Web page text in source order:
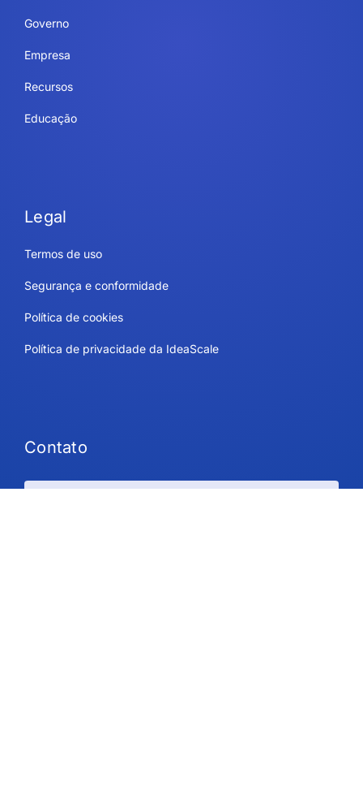
Governo
Empresa
Recursos
Educação
Legal
Termos de uso
Segurança e conformidade
Política de cookies
Política de privacidade da IdeaScale
Contato